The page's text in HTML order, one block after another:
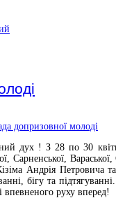
дух !З 28 по 30
Сарненської,
Андрія Петровича та
бігу та
руху вперед!